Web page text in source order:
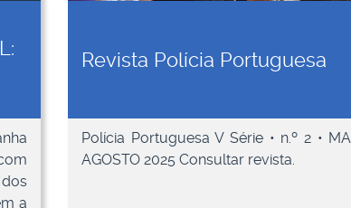
a
Revista Polícia Portuguesa
Polícia Portuguesa V Série • n.º 2 •
AGOSTO 2025 Consultar revista.